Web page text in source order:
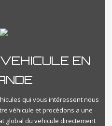
EN
qui vous intéressent nous
véhicule et procédons a une
global du vehicule directement